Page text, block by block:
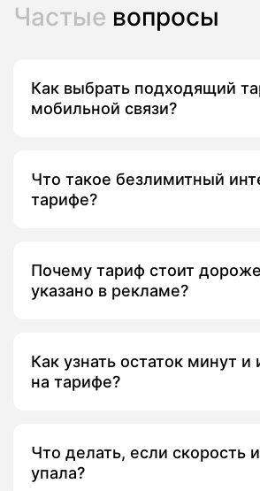
Частые вопросы
Как выбрать подходящий
мобильной связи?
Что такое безлимитный
тарифе?
Почему тариф стоит
указано в рекламе?
Как узнать остаток минут и
на тарифе?
Что делать, если скорость
упала?